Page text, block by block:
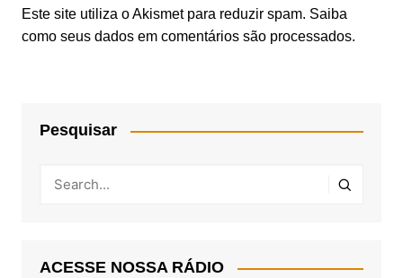
Este site utiliza o Akismet para reduzir spam. Saiba
como seus dados em comentários são processados.
Pesquisar
ACESSE NOSSA RÁDIO